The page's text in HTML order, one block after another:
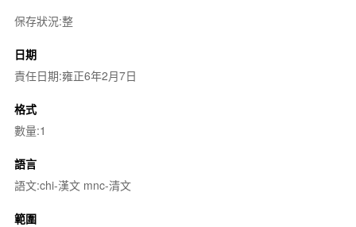
保存狀況:整
日期
責任日期:雍正6年2月7日
格式
數量:1
語言
語文:chi-漢文 mnc-清文
範圍